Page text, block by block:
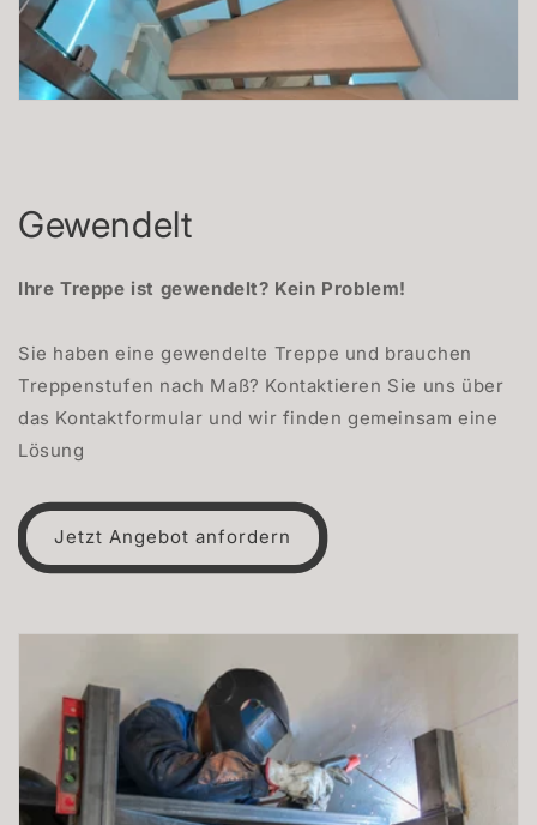
Gewendelt
Ihre Treppe ist gewendelt? Kein Problem!
Sie haben eine gewendelte Treppe und brauchen
Treppenstufen nach Maß? Kontaktieren Sie uns über
das Kontaktformular und wir finden gemeinsam eine
Lösung
Jetzt Angebot anfordern